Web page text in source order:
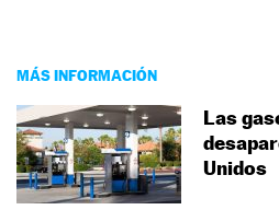
MÁS INFORMACIÓN
Las
Unidos